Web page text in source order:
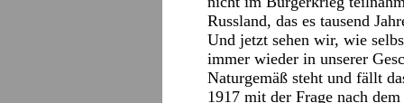
Russland, das es tausend
Und jetzt sehen wir, wie
immer wieder in unserer
Naturgemäß steht und fällt
1917 mit der Frage nach